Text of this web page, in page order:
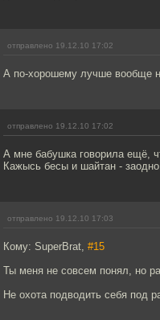
отправлено 19.12.10 17:02
А по-хорошему лучше вообще
отправлено 19.12.10 17:02
А мне бабушка говорила ещё,
Кажысь бесы и шайтан -
отправлено 19.12.10 17:03
Кому: SuperBrat, #15
Ты меня не совсем понял, но
Не охота подводить себя под